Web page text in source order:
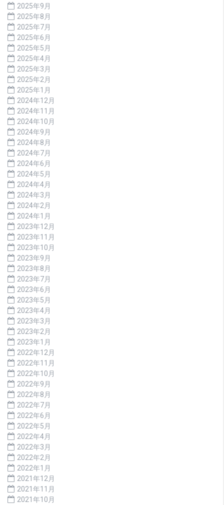
2025年9月
2025年8月
2025年7月
2025年6月
2025年5月
2025年4月
2025年3月
2025年2月
2025年1月
2024年12月
2024年11月
2024年10月
2024年9月
2024年8月
2024年7月
2024年6月
2024年5月
2024年4月
2024年3月
2024年2月
2024年1月
2023年12月
2023年11月
2023年10月
2023年9月
2023年8月
2023年7月
2023年6月
2023年5月
2023年4月
2023年3月
2023年2月
2023年1月
2022年12月
2022年11月
2022年10月
2022年9月
2022年8月
2022年7月
2022年6月
2022年5月
2022年4月
2022年3月
2022年2月
2022年1月
2021年12月
2021年11月
2021年10月